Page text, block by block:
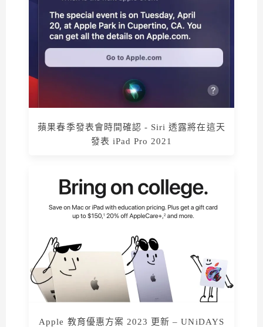
蘋果春季發表會時間確認 - Siri 透露將在這天
發表 iPad Pro 2021
Apple 教育優惠方案 2023 更新 – UNiDAYS